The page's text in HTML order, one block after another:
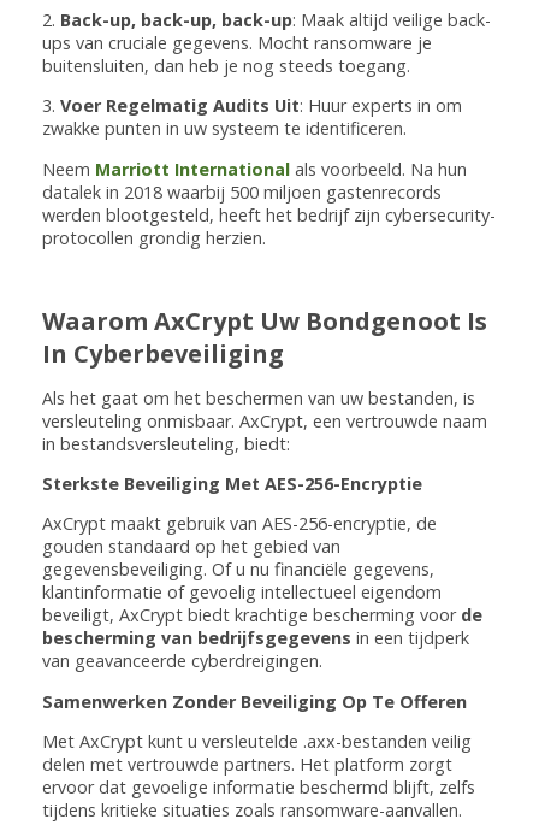
2. Back-up, back-up, back-up: Maak altijd veilige back-
ups van cruciale gegevens. Mocht ransomware je
buitensluiten, dan heb je nog steeds toegang.
3. Voer Regelmatig Audits Uit: Huur experts in om
zwakke punten in uw systeem te identificeren.
Neem Marriott International als voorbeeld. Na hun
datalek in 2018 waarbij 500 miljoen gastenrecords
werden blootgesteld, heeft het bedrijf zijn cybersecurity-
protocollen grondig herzien.
Waarom AxCrypt Uw Bondgenoot Is
In Cyberbeveiliging
Als het gaat om het beschermen van uw bestanden, is
versleuteling onmisbaar. AxCrypt, een vertrouwde naam
in bestandsversleuteling, biedt:
Sterkste Beveiliging Met AES-256-Encryptie
AxCrypt maakt gebruik van AES-256-encryptie, de
gouden standaard op het gebied van
gegevensbeveiliging. Of u nu financiële gegevens,
klantinformatie of gevoelig intellectueel eigendom
beveiligt, AxCrypt biedt krachtige bescherming voor de
bescherming van bedrijfsgegevens in een tijdperk
van geavanceerde cyberdreigingen.
Samenwerken Zonder Beveiliging Op Te Offeren
Met AxCrypt kunt u versleutelde .axx-bestanden veilig
delen met vertrouwde partners. Het platform zorgt
ervoor dat gevoelige informatie beschermd blijft, zelfs
tijdens kritieke situaties zoals ransomware-aanvallen.